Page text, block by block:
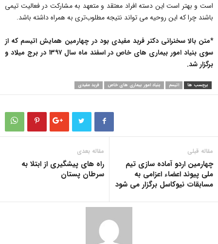
است و بهتر است این دسته افراد معتقد و متعهد به مشارکت در فعالیت تیمی
باشند چرا که این روحیه می تواند نتیجه مطلوب‌تری به همراه داشته باشد.
*متن بالا سخنرانی دکتر فربد مفیدی بود در چهارمین همایش اتیسم که از
سوی بنیاد امور بیماری های خاص در اسفند ماه سال ۱۳۹۷ در برج میلاد و
برگزار شد.
برچسب ها اتیسم بنیاد امور بیماری های خاص فربد مفیدی
مقاله قبلی
چهارمین اردو آماده سازی تیم
ملی پیوند اعضاء اعزامی به
مسابقات نیوکاسل برگزار می شود
مقاله بعدی
راه های پیشگیری از ابتلا به
سرطان پستان